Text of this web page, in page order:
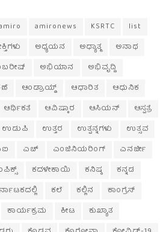
amironews KSRTC
list
ಅಧ್ಯಯನ ಅಧ್ಯಾತ್ಮ
ಅನಾಥ
ಅಭಿಯಾನ
ಅಭಿವೃದ್ದಿ
ಆಂಡ್ರಾಯ್ಡ್ ಆಧಾರಿತ
ಆಧುನಿಕ
ಆರ್ಥಿಕತೆ ಆವಿಷ್ಕಾರ ಆಸಿಯನ್
ಆಸ್ಪತ್ರೆ
ಉಡುಪಿ ಉತ್ತರ ಉತ್ಪನ್ನಗಳು
ಉತ್ಸವ
ಎಚ್‌ ಎಂಜಿನಿಯರಿಂಗ್
ಎನರ್ಜೀ
ಕದಳೇಕಾಯಿ ಕನಿಷ್ಠ
ಕನ್ನಡ
ಕಲೆ ಕಲ್ಲಿನ
ಕಾಂಗ್ರೆಸ್
ಕಾರ್ಯಕ್ರಮ ಕೀಟ
ಕುಖ್ಯಾತ